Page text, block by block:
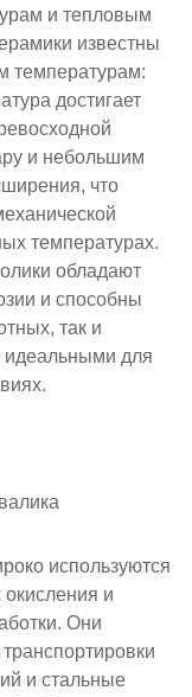
и тепловым
известны
температурам:
достигает
и небольшим
что
температурах.
обладают
и способны
так и
идеальными для
используются
окисления и
Они
и стальные